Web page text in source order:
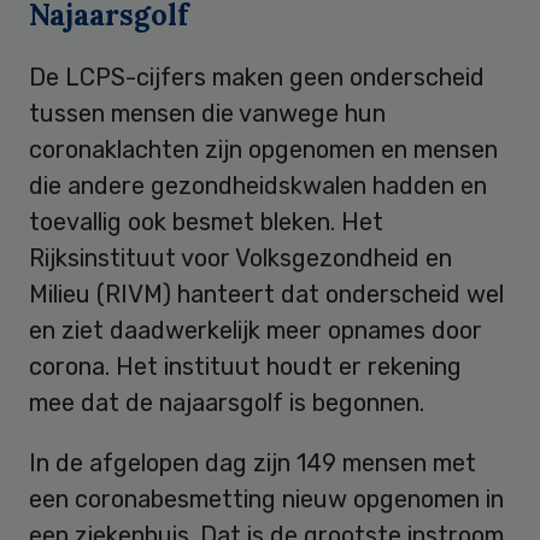
Najaarsgolf
De LCPS-cijfers maken geen onderscheid
tussen mensen die vanwege hun
coronaklachten zijn opgenomen en mensen
die andere gezondheidskwalen hadden en
toevallig ook besmet bleken. Het
Rijksinstituut voor Volksgezondheid en
Milieu (RIVM) hanteert dat onderscheid wel
en ziet daadwerkelijk meer opnames door
corona. Het instituut houdt er rekening
mee dat de najaarsgolf is begonnen.
In de afgelopen dag zijn 149 mensen met
een coronabesmetting nieuw opgenomen in